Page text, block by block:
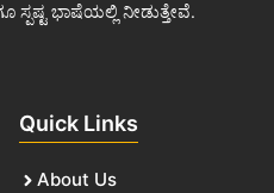
ಸ್ಪಷ್ಟ ಭಾಷೆಯಲ್ಲಿ ನೀಡುತ್ತೇವೆ.
Quick Links
About Us